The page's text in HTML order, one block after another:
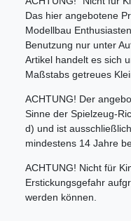
Das hier angebotene
Modellbau
Benutzung nur unter
Artikel handelt es sich
Maßstabs getreues
ACHTUNG! Der
Sinne der Spielzeug-
d) und ist
mindestens 14 Jahre
ACHTUNG! Nicht für
Erstickungsgefahr
werden können.